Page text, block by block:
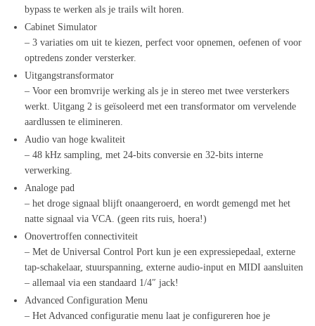
bypass te werken als je trails wilt horen.
Cabinet Simulator
– 3 variaties om uit te kiezen, perfect voor opnemen, oefenen of voor
optredens zonder versterker.
Uitgangstransformator
– Voor een bromvrije werking als je in stereo met twee versterkers
werkt. Uitgang 2 is geïsoleerd met een transformator om vervelende
aardlussen te elimineren.
Audio van hoge kwaliteit
– 48 kHz sampling, met 24-bits conversie en 32-bits interne
verwerking.
Analoge pad
– het droge signaal blijft onaangeroerd, en wordt gemengd met het
natte signaal via VCA. (geen rits ruis, hoera!)
Onovertroffen connectiviteit
– Met de Universal Control Port kun je een expressiepedaal, externe
tap-schakelaar, stuurspanning, externe audio-input en MIDI aansluiten
– allemaal via een standaard 1/4″ jack!
Advanced Configuration Menu
– Het Advanced configuratie menu laat je configureren hoe je